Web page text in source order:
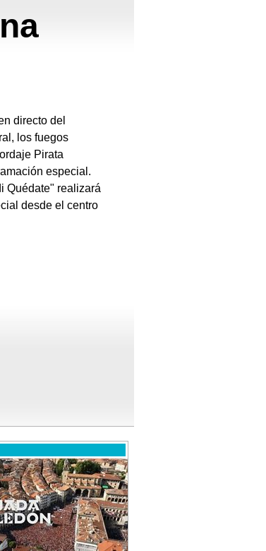
directo del
los fuegos
Pirata
especial.
Quédate" realizará
desde el centro